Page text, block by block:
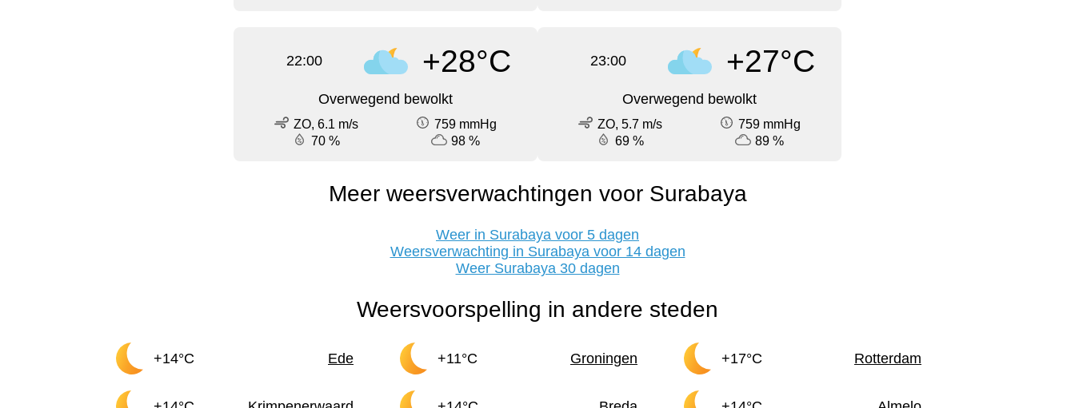
22:00 +28°C
Overwegend bewolkt
ZO, 6.1 m/s
759 mmHg
70 %
98 %
23:00 +27°C
Overwegend bewolkt
ZO, 5.7 m/s
759 mmHg
69 %
89 %
Meer weersverwachtingen voor Surabaya
Weer in Surabaya voor 5 dagen
Weersverwachting in Surabaya voor 14 dagen
Weer Surabaya 30 dagen
Weersvoorspelling in andere steden
+14°C Ede +11°C Groningen +17°C Rotterdam